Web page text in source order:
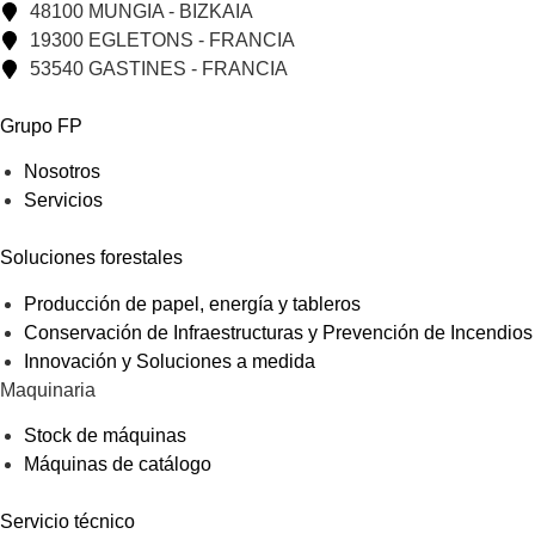
48100 MUNGIA - BIZKAIA
19300 EGLETONS - FRANCIA
53540 GASTINES - FRANCIA
Grupo FP
Nosotros
Servicios
Soluciones forestales
Producción de papel, energía y tableros
Conservación de Infraestructuras y Prevención de Incendios
Innovación y Soluciones a medida
Maquinaria
Stock de máquinas
Máquinas de catálogo
Servicio técnico